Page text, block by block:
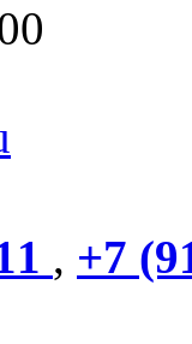
, +7